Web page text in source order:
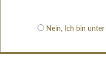
Nein, Ich bin unter